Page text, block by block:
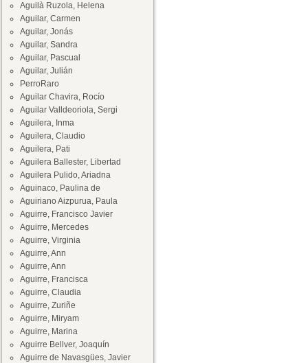
Aguilà Ruzola, Helena
Aguilar, Carmen
Aguilar, Jonás
Aguilar, Sandra
Aguilar, Pascual
Aguilar, Julián
PerroRaro
Aguilar Chavira, Rocío
Aguilar Valldeoriola, Sergi
Aguilera, Inma
Aguilera, Claudio
Aguilera, Pati
Aguilera Ballester, Libertad
Aguilera Pulido, Ariadna
Aguinaco, Paulina de
Aguiriano Aizpurua, Paula
Aguirre, Francisco Javier
Aguirre, Mercedes
Aguirre, Virginia
Aguirre, Ann
Aguirre, Ann
Aguirre, Francisca
Aguirre, Claudia
Aguirre, Zuriñe
Aguirre, Miryam
Aguirre, Marina
Aguirre Bellver, Joaquín
Aguirre de Navasgües, Javier